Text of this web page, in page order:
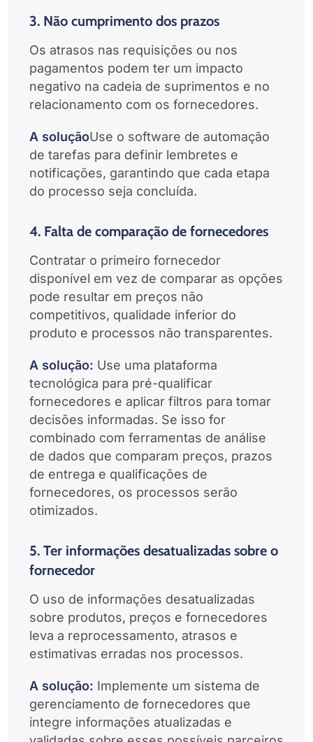
3. Não cumprimento dos prazos
Os atrasos nas requisições ou nos
pagamentos podem ter um impacto
negativo na cadeia de suprimentos e no
relacionamento com os fornecedores.
A soluçãoUse o software de automação
de tarefas para definir lembretes e
notificações, garantindo que cada etapa
do processo seja concluída.
4. Falta de comparação de fornecedores
Contratar o primeiro fornecedor
disponível em vez de comparar as opções
pode resultar em preços não
competitivos, qualidade inferior do
produto e processos não transparentes.
A solução: Use uma plataforma
tecnológica para pré-qualificar
fornecedores e aplicar filtros para tomar
decisões informadas. Se isso for
combinado com ferramentas de análise
de dados que comparam preços, prazos
de entrega e qualificações de
fornecedores, os processos serão
otimizados.
5. Ter informações desatualizadas sobre o
fornecedor
O uso de informações desatualizadas
sobre produtos, preços e fornecedores
leva a reprocessamento, atrasos e
estimativas erradas nos processos.
A solução: Implemente um sistema de
gerenciamento de fornecedores que
integre informações atualizadas e